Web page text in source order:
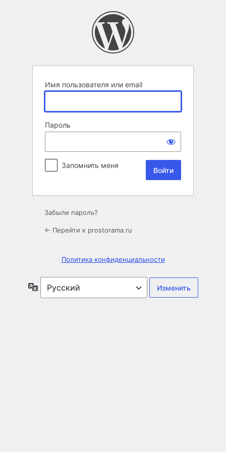
Имя пользователя или email
Пароль
Запомнить меня
Забыли пароль?
← Перейти к prostorama.ru
Политика конфиденциальности
Язык